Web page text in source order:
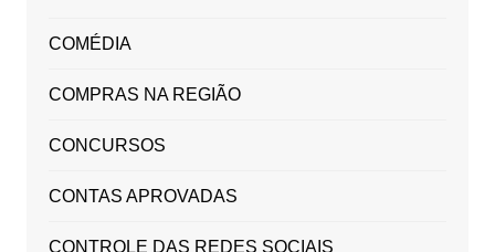
COMÉDIA
COMPRAS NA REGIÃO
CONCURSOS
CONTAS APROVADAS
CONTROLE DAS REDES SOCIAIS